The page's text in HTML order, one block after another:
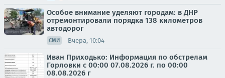
Особое внимание уделяют городам: в ДНР
отремонтировали порядка 138 километров
автодорог
СМИ Вчера, 10:04
Иван Приходько: Информация по обстрелам
Горловки с 00:00 07.08.2026 г. по 00:00
08.08.2026 г